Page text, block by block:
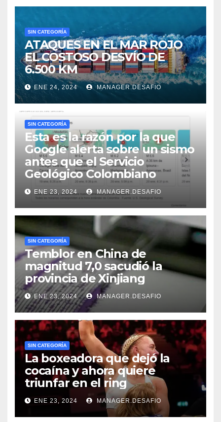
SIN CATEGORÍA
ATAQUES EN EL MAR ROJO
EL COSTOSO DESVÍO DE
6.500 KM
ENE 24, 2024 MANAGER.DESAFIO
SIN CATEGORÍA
Esta es la razón por la que
Google alerta sobre un sismo
antes que el Servicio
Geológico Colombiano
ENE 23, 2024 MANAGER.DESAFIO
SIN CATEGORÍA
Temblor en China de
magnitud 7,0 sacudió la
provincia de Xinjiang
ENE 23, 2024 MANAGER.DESAFIO
SIN CATEGORÍA
La boxeadora que dejó la
cocaína y ahora quiere
triunfar en el ring​
ENE 23, 2024 MANAGER.DESAFIO